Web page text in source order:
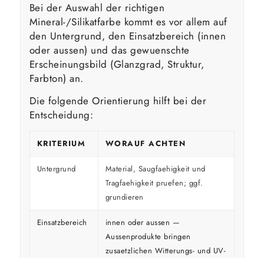
Bei der Auswahl der richtigen
Mineral-/Silikatfarbe kommt es vor allem auf
den Untergrund, den Einsatzbereich (innen
oder aussen) und das gewuenschte
Erscheinungsbild (Glanzgrad, Struktur,
Farbton) an.
Die folgende Orientierung hilft bei der
Entscheidung:
KRITERIUM WORAUF ACHTEN
Untergrund
Material, Saugfaehigkeit und
Tragfaehigkeit pruefen; ggf.
grundieren
Einsatzbereich
innen oder aussen —
Aussenprodukte bringen
zusaetzlichen Witterungs- und UV-